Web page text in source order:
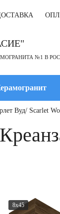
№1 В
Вуд/ Scarlet
8x45